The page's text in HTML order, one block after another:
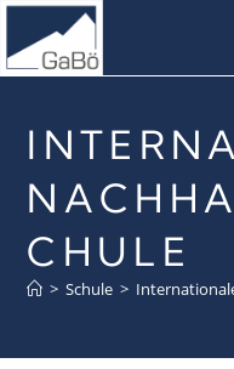
CHULE
> Schule >